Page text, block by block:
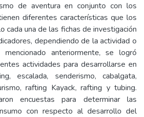
de aventura en conjunto con los
diferentes características que los
cada una de las fichas de investigación
dependiendo de la actividad o
anteriormente, se logró
actividades para desarrollarse en
escalada, senderismo, cabalgata,
rafting Kayack, rafting y tubing.
encuestas para determinar las
con respecto al desarrollo del